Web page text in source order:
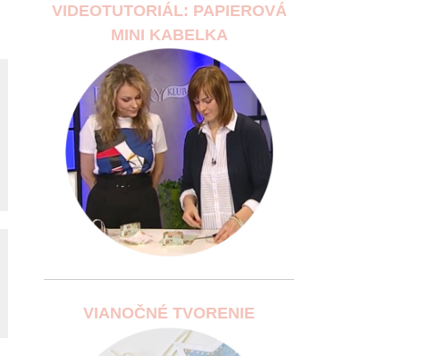
VIDEOTUTORIÁL: PAPIEROVÁ
MINI KABELKA
VIANOČNÉ TVORENIE